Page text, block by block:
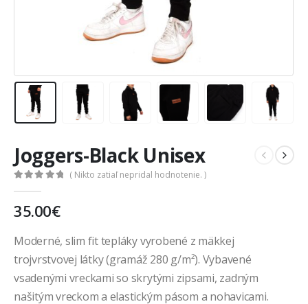
Joggers-Black Unisex
( Nikto zatiaľ nepridal hodnotenie. )
35.00€
Moderné, slim fit tepláky vyrobené z mäkkej
trojvrstvovej látky (gramáž 280 g/m²). Vybavené
vsadenými vreckami so skrytými zipsami, zadným
našitým vreckom a elastickým pásom a nohavicami.